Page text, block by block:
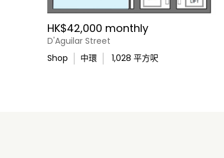
HK$42,000 monthly
D'Aguilar Street
Shop
中環 1,028 平方呎